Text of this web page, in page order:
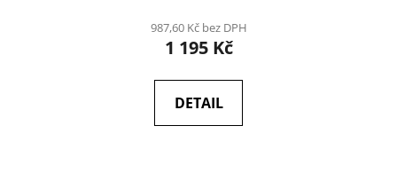
987,60 Kč bez DPH
1 195 Kč
DETAIL